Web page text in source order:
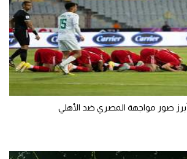
صور مواجهة المصري ضد الأهلي